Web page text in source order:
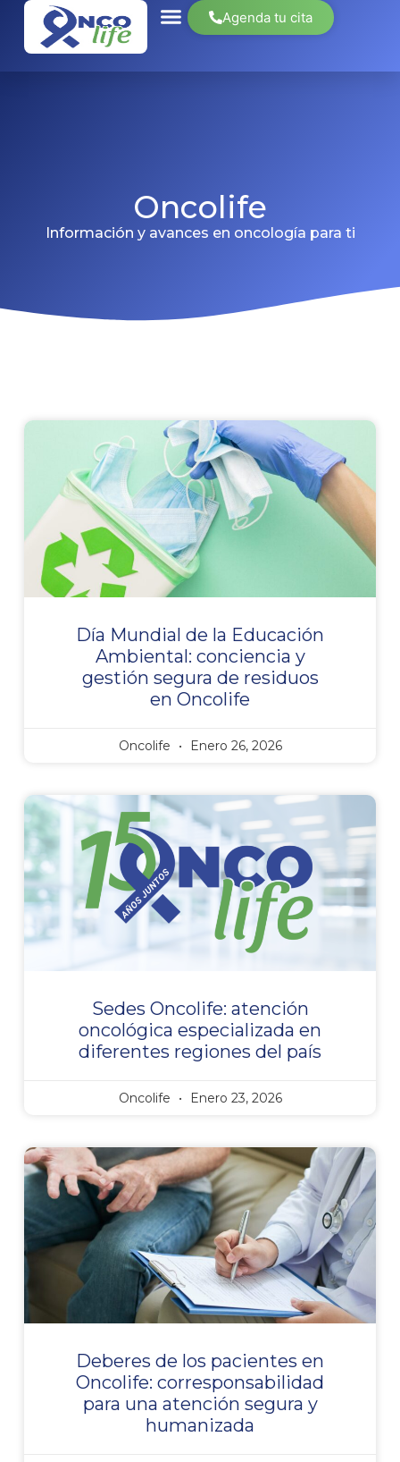
Agenda tu cita
Oncolife
Información y avances en oncología para ti
Día Mundial de la Educación
Ambiental: conciencia y
gestión segura de residuos
en Oncolife
Oncolife Enero 26, 2026
Sedes Oncolife: atención
oncológica especializada en
diferentes regiones del país
Oncolife Enero 23, 2026
Deberes de los pacientes en
Oncolife: corresponsabilidad
para una atención segura y
humanizada